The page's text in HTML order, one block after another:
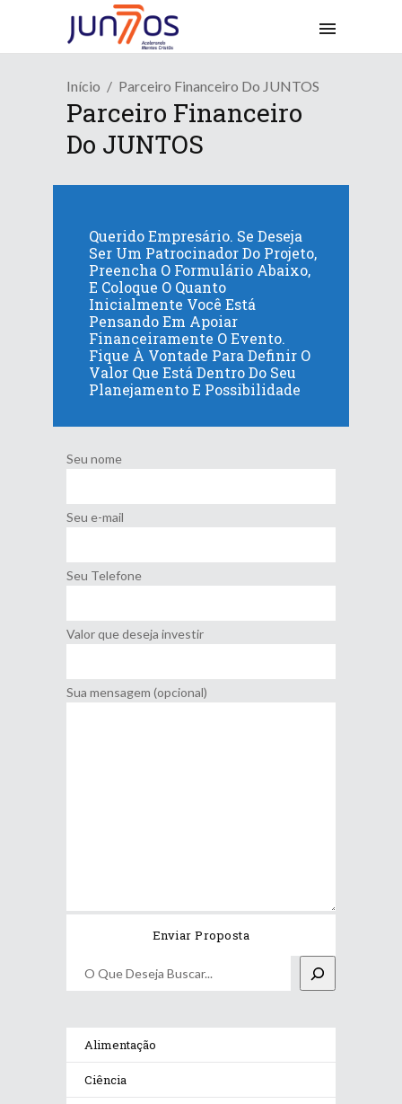
Início Parceiro Financeiro Do JUNTOS
Parceiro Financeiro
Do JUNTOS
Querido Empresário. Se Deseja
Ser Um Patrocinador Do Projeto,
Preencha O Formulário Abaixo,
E Coloque O Quanto
Inicialmente Você Está
Pensando Em Apoiar
Financeiramente O Evento.
Fique À Vontade Para Definir O
Valor Que Está Dentro Do Seu
Planejamento E Possibilidade
Seu nome
Seu e-mail
Seu Telefone
Valor que deseja investir
Sua mensagem (opcional)
Pesquisar
Alimentação
Ciência